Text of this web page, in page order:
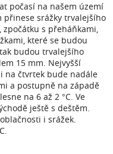
počasí na našem území
přinese srážky trvalejšího
s přeháňkami,
které se budou
budou trvalejšího
15 mm. Nejvyšší
na čtvrtek bude nadále
a postupně na západě
na 6 až 2 °C. Ve
ještě s deštěm.
i srážek.